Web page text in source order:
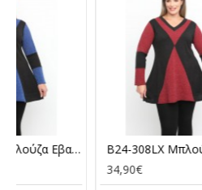
B24-308LX Μπλούζα Εβαζέ Πλεκτή - Μπορντώ